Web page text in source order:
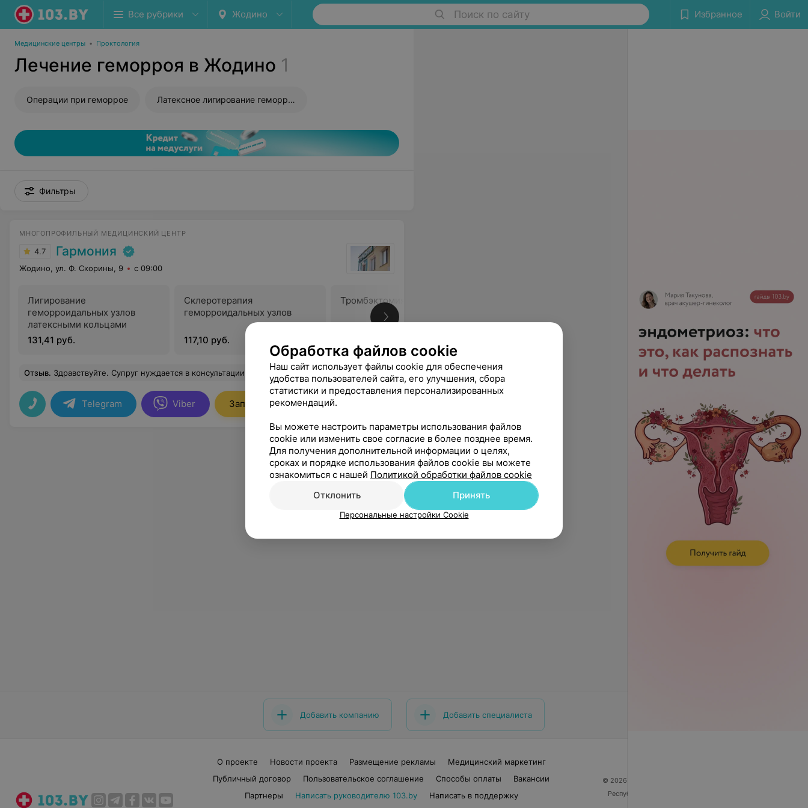
Все рубрики Жодино Поиск по сайту Избранное Войти
Медицинские центры • Проктология
Лечение геморроя в Жодино 1
Операции при геморрое Латексное лигирование геморроидальных узлов
Фильтры
МНОГОПРОФИЛЬНЫЙ МЕДИЦИНСКИЙ ЦЕНТР
4.7 Гармония
Жодино, ул. Ф. Скорины, 9 с 09:00
Лигирование
геморроидальных узлов
латексными кольцами
131,41 руб.
Склеротерапия
геморроидальных узлов
117,10 руб.
Тромбэктомия в проктологии
Отзыв. Здравствуйте. Супруг нуждается в консультации проктолога. Возможно, понадобится лечение геморроя у вас в Гармонии. Когда принимает врач? Как подготовится к исследованию проктолога? Еще
Telegram Viber Записаться
Добавить компанию Добавить специалиста
О проекте Новости проекта Размещение рекламы
Медицинский маркетинг
Публичный договор
Пользовательское соглашение Способы оплаты
Вакансии
Партнеры
Написать руководителю 103.by
Написать в поддержку
© 2026 ООО «Артокс Лаб», УНП 191700409
Республика Беларусь, г. Минск, улица Толбухина, 2,
Обработка файлов cookie
Наш сайт использует файлы cookie для обеспечения
удобства пользователей сайта, его улучшения, сбора
статистики и предоставления персонализированных
рекомендаций.
Вы можете настроить параметры использования файлов
cookie или изменить свое согласие в более позднее время.
Для получения дополнительной информации о целях,
сроках и порядке использования файлов cookie вы можете
ознакомиться с нашей Политикой обработки файлов cookie
Отклонить
Принять
Персональные настройки Cookie